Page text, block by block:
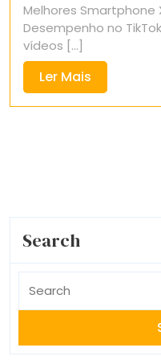
Melhores Smartphone
Desempenho no
vídeos [...]
Ler Mais
Mais
Search
for: